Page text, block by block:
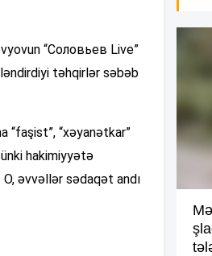
“Соловьев Live”
təhqirlər səbəb
“faşist”, “xəyanətkar”
hakimiyyətə
əvvəllər sədaqət andı